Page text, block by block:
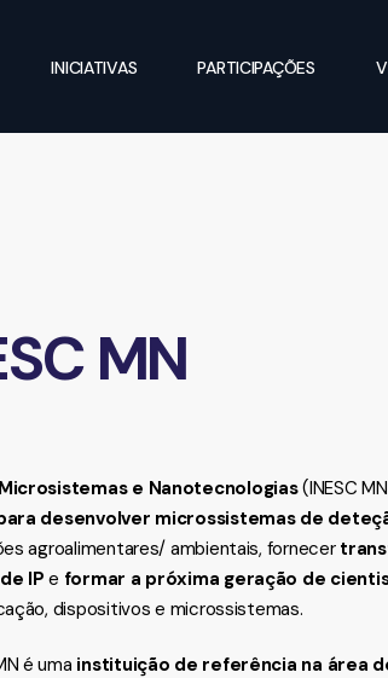
INICIATIVAS PARTICIPAÇÕES
MN
Microsistemas e Nanotecnologias(INESC
desenvolver microssistemas de
agroalimentares/ ambientais, fornecer
IPe formar a próxima geração de
dispositivos e microssistemas.
é uma instituição de referência na área